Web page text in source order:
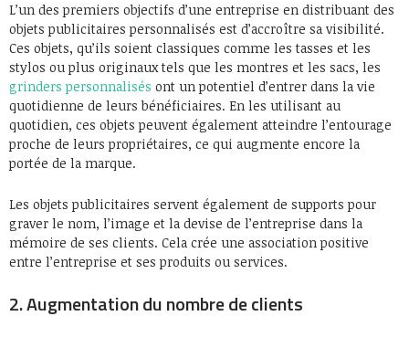
L’un des premiers objectifs d’une entreprise en distribuant des
objets publicitaires personnalisés est d’accroître sa visibilité.
Ces objets, qu’ils soient classiques comme les tasses et les
stylos ou plus originaux tels que les montres et les sacs, les
grinders personnalisés ont un potentiel d’entrer dans la vie
quotidienne de leurs bénéficiaires. En les utilisant au
quotidien, ces objets peuvent également atteindre l’entourage
proche de leurs propriétaires, ce qui augmente encore la
portée de la marque.
Les objets publicitaires servent également de supports pour
graver le nom, l’image et la devise de l’entreprise dans la
mémoire de ses clients. Cela crée une association positive
entre l’entreprise et ses produits ou services.
2. Augmentation du nombre de clients